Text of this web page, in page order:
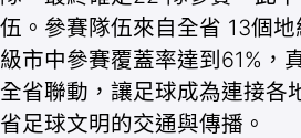
伍。參賽隊伍來自全省 13個
級市中參賽覆蓋率達到61%，
全省聯動，讓足球成為連接各
省足球文明的交通與傳播。